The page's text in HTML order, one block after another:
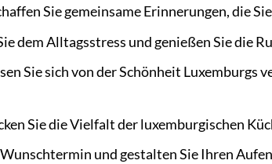
Sie gemeinsame Erinnerungen, die
dem Alltagsstress und genießen Sie die
Sie sich von der Schönheit Luxemburgs
Sie die Vielfalt der luxemburgischen
und gestalten Sie Ihren